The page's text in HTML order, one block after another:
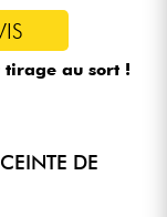
tirage au sort !
DE